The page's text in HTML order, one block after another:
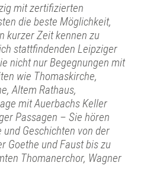
mit zertifizierten
die beste Möglichkeit,
kurzer Zeit kennen zu
stattfindenden Leipziger
nicht nur Begegnungen mit
wie Thomaskirche,
Altem Rathaus,
mit Auerbachs Keller
Passagen – Sie hören
Geschichten von der
Goethe und Faust bis zu
Thomanerchor, Wagner